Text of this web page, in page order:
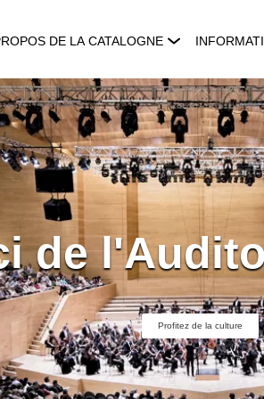
DE LA CATALOGNE
de
Profitez de la culture